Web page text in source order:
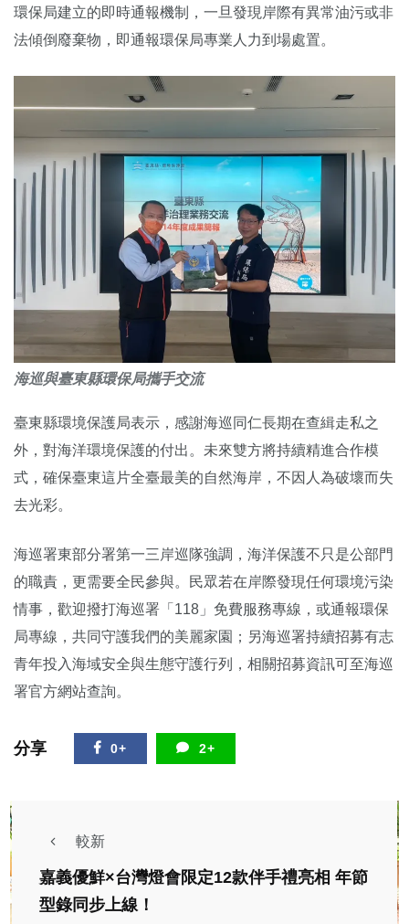
環保局建立的即時通報機制，一旦發現岸際有異常油污或非
法傾倒廢棄物，即通報環保局專業人力到場處置。
海巡與臺東縣環保局攜手交流
臺東縣環境保護局表示，感謝海巡同仁長期在查緝走私之
外，對海洋環境保護的付出。未來雙方將持續精進合作模
式，確保臺東這片全臺最美的自然海岸，不因人為破壞而失
去光彩。
海巡署東部分署第一三岸巡隊強調，海洋保護不只是公部門
的職責，更需要全民參與。民眾若在岸際發現任何環境污染
情事，歡迎撥打海巡署「118」免費服務專線，或通報環保
局專線，共同守護我們的美麗家園；另海巡署持續招募有志
青年投入海域安全與生態守護行列，相關招募資訊可至海巡
署官方網站查詢。
分享 0+ 2+
較新
嘉義優鮮×台灣燈會限定12款伴手禮亮相 年節
型錄同步上線！